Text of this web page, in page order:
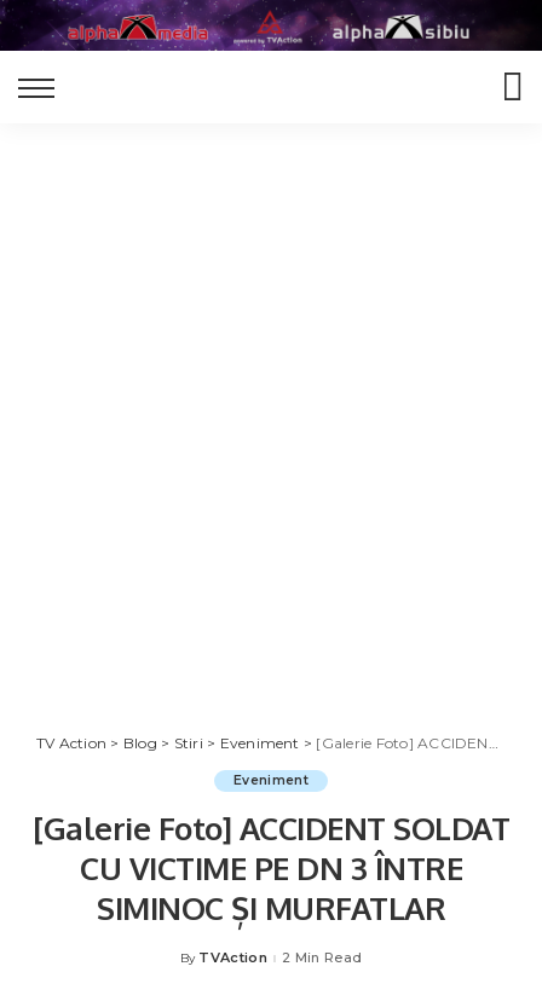
TV Action > Blog > Stiri > Eveniment > [Galerie Foto] ACCIDENT SOLDAT CU VICTIME PE DN 3 ÎNTRE SIMINOC ȘI MURFATLAR
Eveniment
[Galerie Foto] ACCIDENT SOLDAT
CU VICTIME PE DN 3 ÎNTRE
SIMINOC ȘI MURFATLAR
Posted
By TVAction 2 Min Read